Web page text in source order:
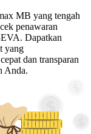
MB yang tengah
penawaran
Dapatkan
yang
dan transparan
Anda.